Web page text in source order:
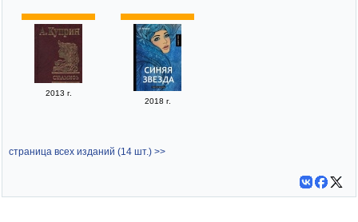
2013 г.
2018 г.
страница всех изданий (14 шт.) >>